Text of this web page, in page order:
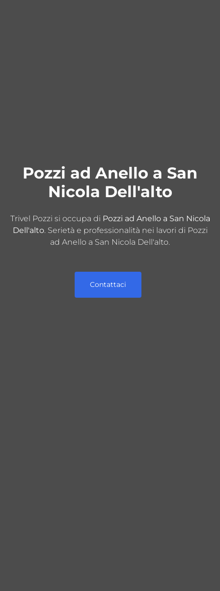
Pozzi ad Anello a San
Nicola Dell'alto
Trivel Pozzi si occupa di Pozzi ad Anello a San Nicola
Dell'alto. Serietà e professionalità nei lavori di Pozzi
ad Anello a San Nicola Dell'alto.
Contattaci